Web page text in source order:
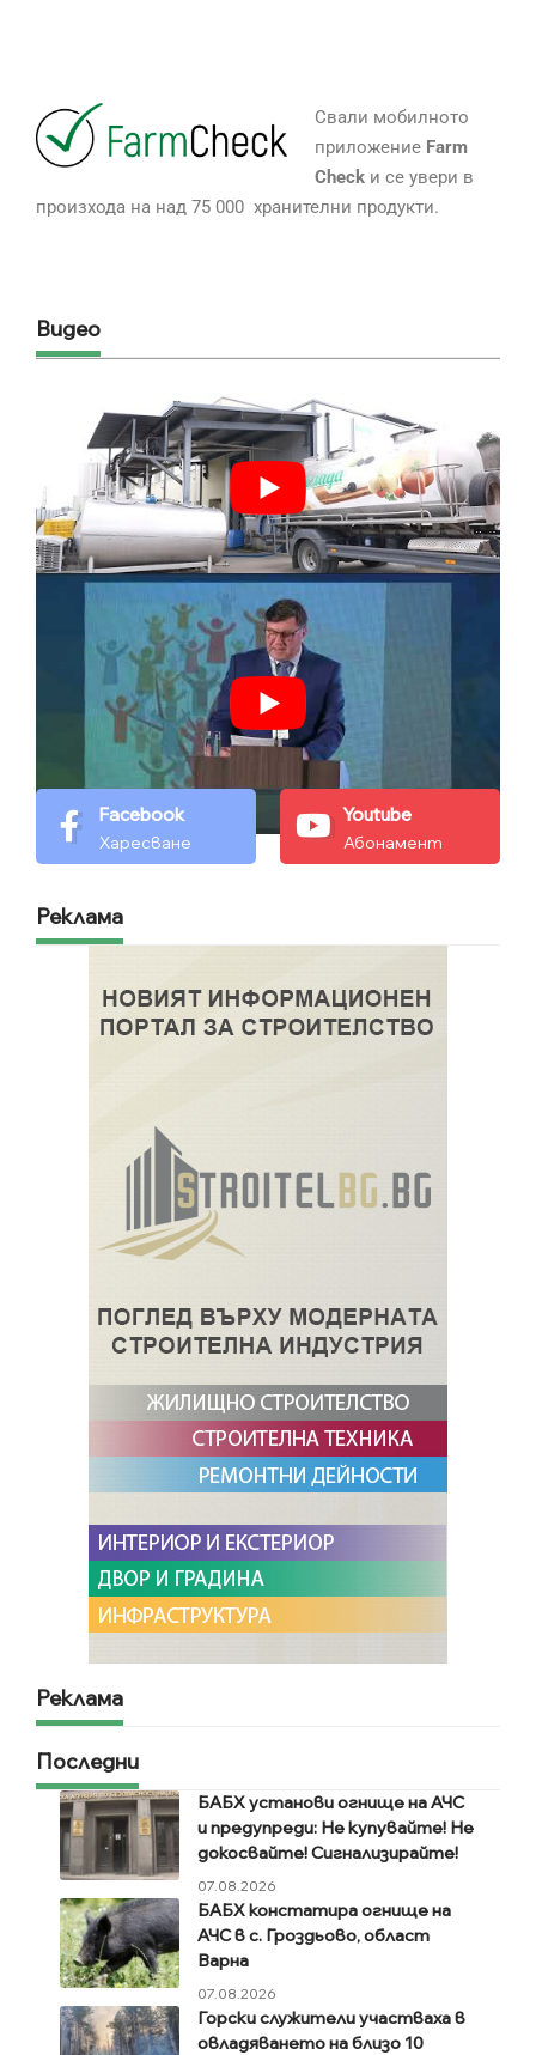
Свали мобилното
приложение Farm
Checkи се увери в
произхода на над 75 000 хранителни продукти.
Видео
Facebook
Харесване
Youtube
Абонамент
Реклама
Реклама
Последни
БАБХ установи огнище на АЧС
и предупреди: Не купувайте! Не
докосвайте! Сигнализирайте!
07.08.2026
БАБХ констатира огнище на
АЧС в с. Гроздьово, област
Варна
07.08.2026
Горски служители участваха в
овладяването на близо 10